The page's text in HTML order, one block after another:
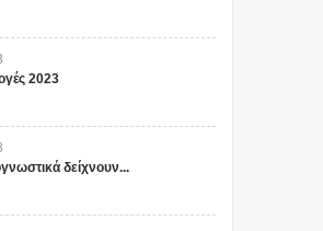
2023
δείχνουν...